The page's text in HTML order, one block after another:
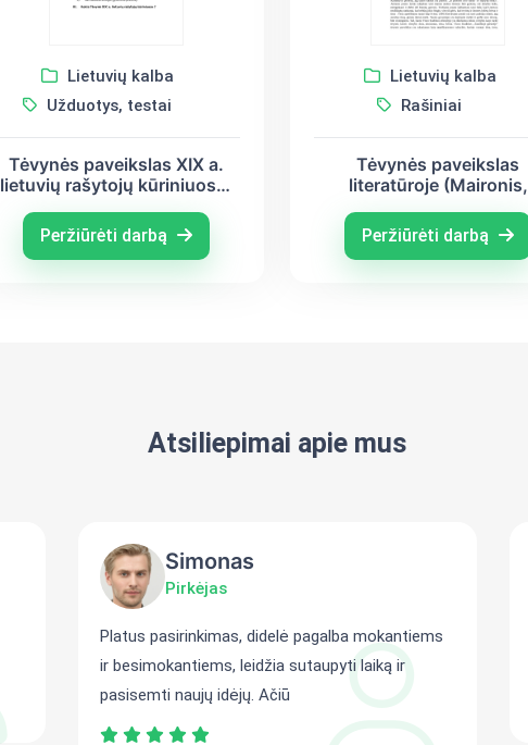
Lietuvių kalba
Užduotys, testai
Tėvynės paveikslas XIX a.
lietuvių rašytojų kūriniuose.
Peržiūrėti darbą
Lietuvių kalba
Rašiniai
Tėvynės paveikslas
literatūroje (Maironis,
Peržiūrėti darbą
Atsiliepimai apie mus
Simonas
Pirkėjas
Platus pasirinkimas, didelė pagalba mokantiems
ir besimokantiems, leidžia sutaupyti laiką ir
pasisemti naujų idėjų. Ačiū